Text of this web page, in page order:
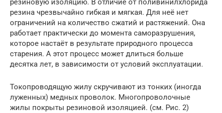
резиновую изоляцию. В отличие от поливинилхлорида
резина чрезвычайно гибкая и мягкая. Для неё нет
ограничений на количество сжатий и растяжений. Она
работает практически до момента саморазрушения,
которое настаёт в результате природного процесса
старения. А этот процесс может длиться больше
десятка лет, в зависимости от условий эксплуатации.
Токопроводящую жилу скручивают из тонких (иногда
луженных) медных проволок. Многопроволочные
жилы покрыты резиновой изоляцией. (см. Рис. 2)